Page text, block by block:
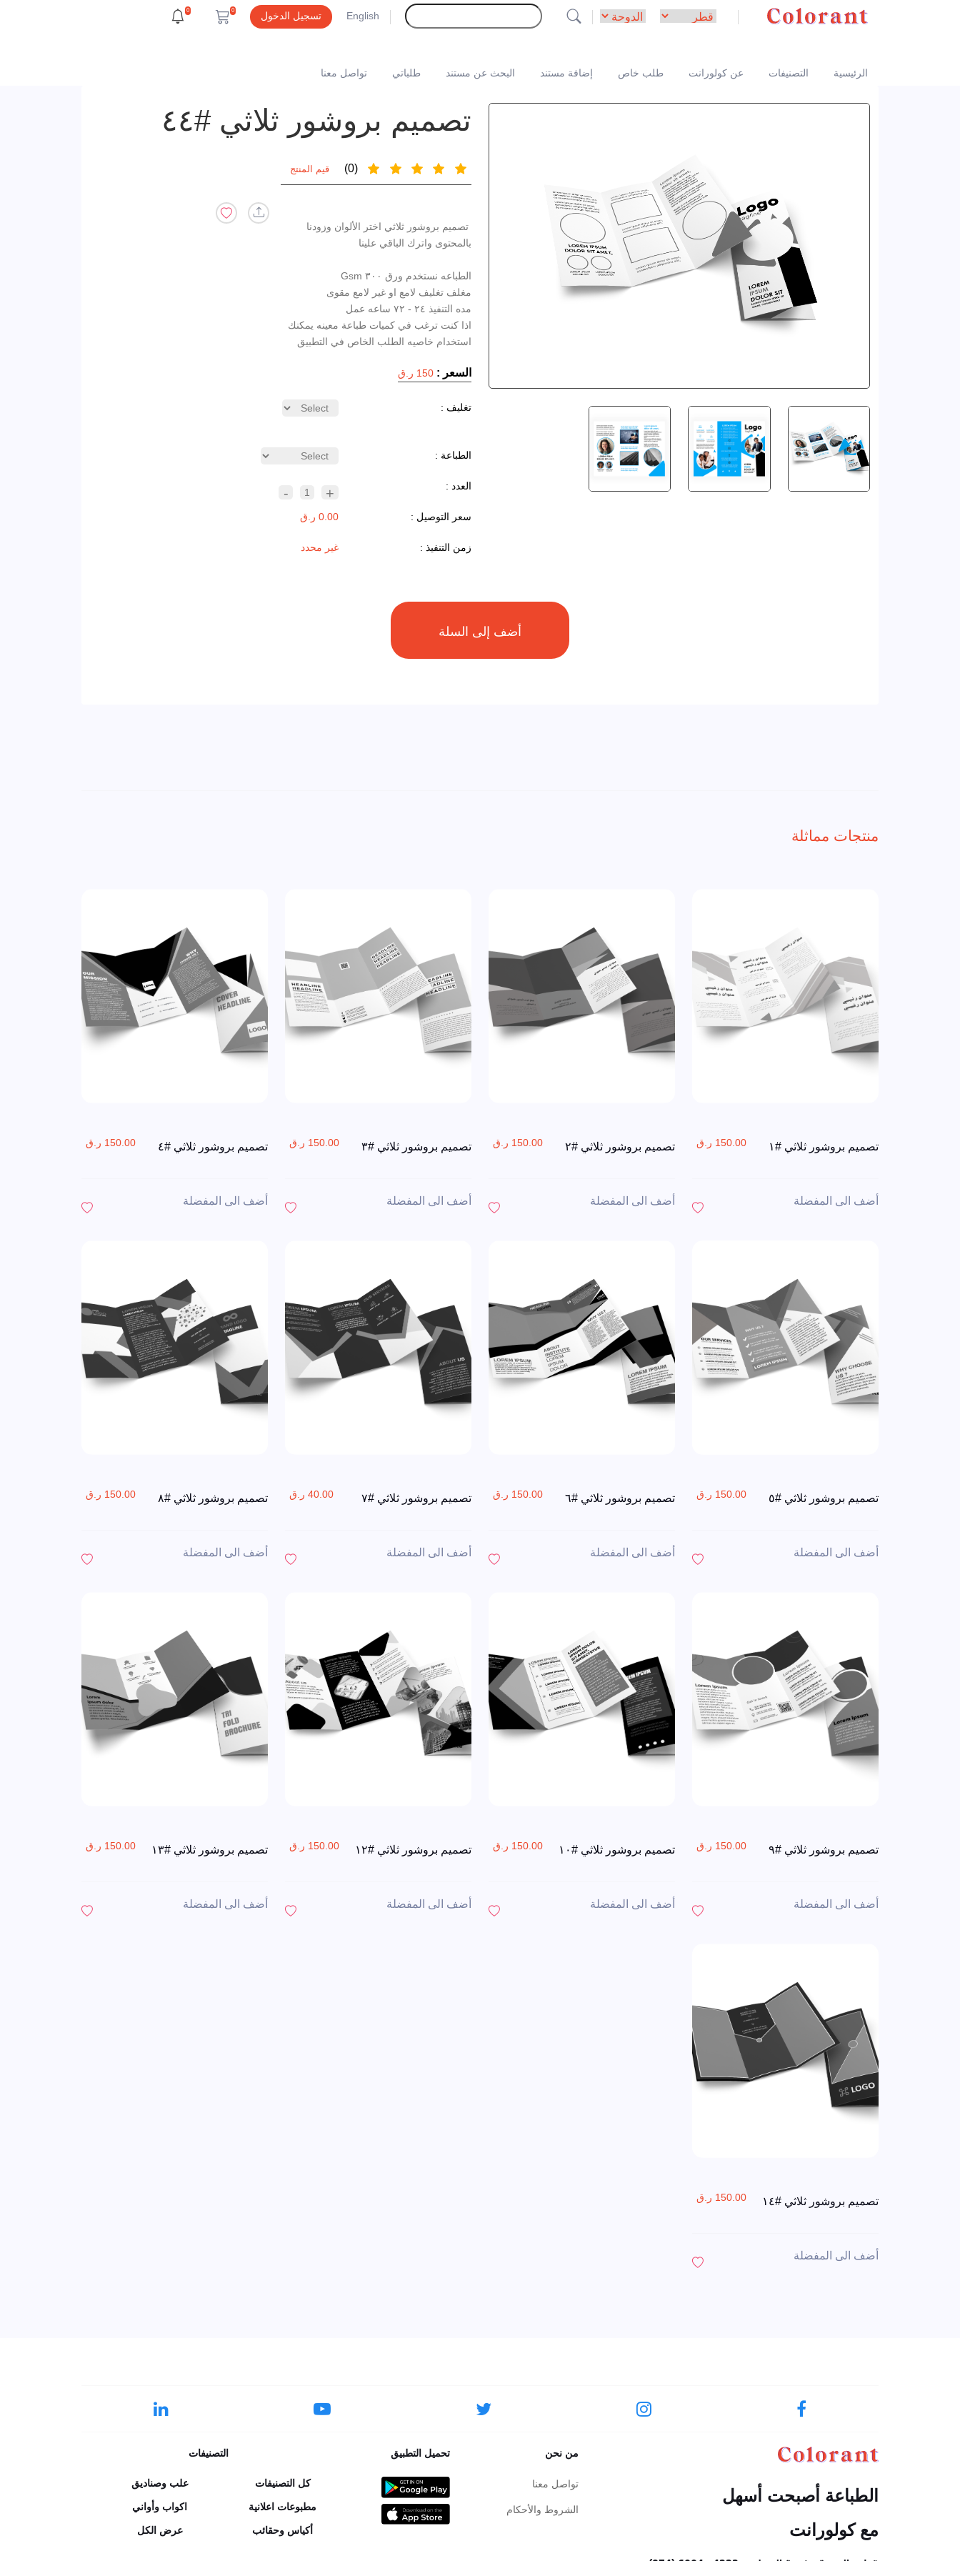
English تسجيل الدخول 0
0
الرئيسية التصنيفات عن كولورانت طلب خاص إضافة مستند البحث عن مستند طلباتي تواصل معنا
تصميم بروشور ثلاثي #٤٤
(0) قيم المنتج
تصميم بروشور ثلاثي اختر الألوان وزودنا
اذا كنت ترغب في كميات طباعة معينه يمكنك
استخدام خاصيه الطلب الخاص في التطبيق
السعر : 150 ر.ق
تغليف :
الطباعة :
العدد : +
1
-
سعر التوصيل : 0.00 ر.ق
زمن التنفيذ : غير محدد
منتجات مماثلة
تصميم بروشور ثلاثي #١ 150.00 ر.ق
أضف الى المفضلة
تصميم بروشور ثلاثي #٢ 150.00 ر.ق
أضف الى المفضلة
تصميم بروشور ثلاثي #٣ 150.00 ر.ق
أضف الى المفضلة
تصميم بروشور ثلاثي #٤ 150.00 ر.ق
أضف الى المفضلة
تصميم بروشور ثلاثي #٥ 150.00 ر.ق
أضف الى المفضلة
تصميم بروشور ثلاثي #٦ 150.00 ر.ق
أضف الى المفضلة
تصميم بروشور ثلاثي #٧ 40.00 ر.ق
أضف الى المفضلة
تصميم بروشور ثلاثي #٨ 150.00 ر.ق
أضف الى المفضلة
تصميم بروشور ثلاثي #٩ 150.00 ر.ق
أضف الى المفضلة
تصميم بروشور ثلاثي #١٠ 150.00 ر.ق
أضف الى المفضلة
تصميم بروشور ثلاثي #١٢ 150.00 ر.ق
أضف الى المفضلة
تصميم بروشور ثلاثي #١٣ 150.00 ر.ق
أضف الى المفضلة
تصميم بروشور ثلاثي #١٤ 150.00 ر.ق
أضف الى المفضلة
الطباعة أصبحت أسهل
مع كولورانت
من نحن
تواصل معنا
الشروط والأحكام
تحميل التطبيق التصنيفات
كل التصنيفات علب وصناديق
مطبوعات اعلانية اكواب وأواني
أكياس وحقائب عرض الكل